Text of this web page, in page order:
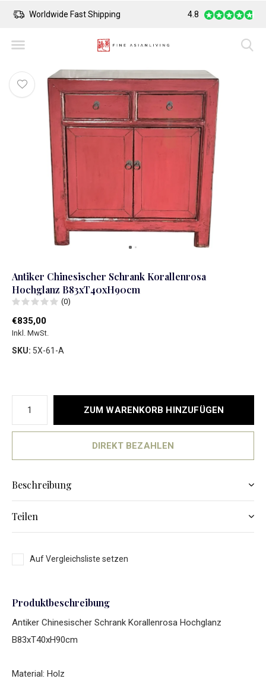
Worldwide Fast Shipping Safe Payment
4.8
Antiker Chinesischer Schrank Korallenrosa
Hochglanz B83xT40xH90cm
(0)
€835,00
Inkl. MwSt.
SKU: 5X-61-A
ZUM WARENKORB HINZUFÜGEN
DIREKT BEZAHLEN
Beschreibung
Teilen
Auf Vergleichsliste setzen
Produktbeschreibung
Antiker Chinesischer Schrank Korallenrosa Hochglanz
B83xT40xH90cm
Material: Holz